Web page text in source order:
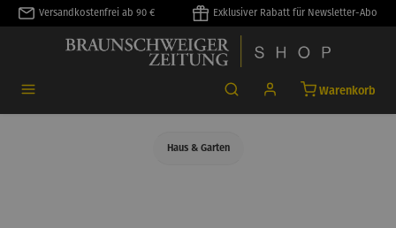
springen
Versandkostenfrei ab 90 € Exklusiver Rabatt für Newsletter-Abo
Warenkorb
Haus & Garten